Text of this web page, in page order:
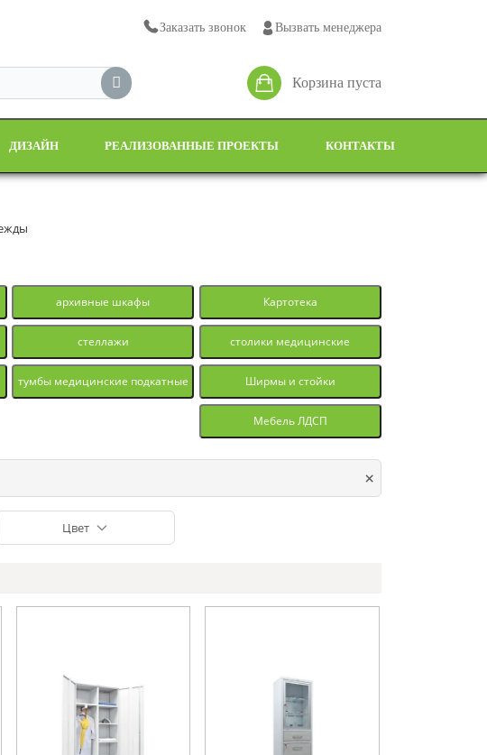
Заказать звонок Вызвать менеджера
Корзина пуста
ДИЗАЙН РЕАЛИЗОВАННЫЕ ПРОЕКТЫ КОНТАКТЫ
архивные шкафы Картотека
стеллажи столики медицинские
тумбы медицинские подкатные Ширмы и стойки
Мебель ЛДСП
×
Цвет